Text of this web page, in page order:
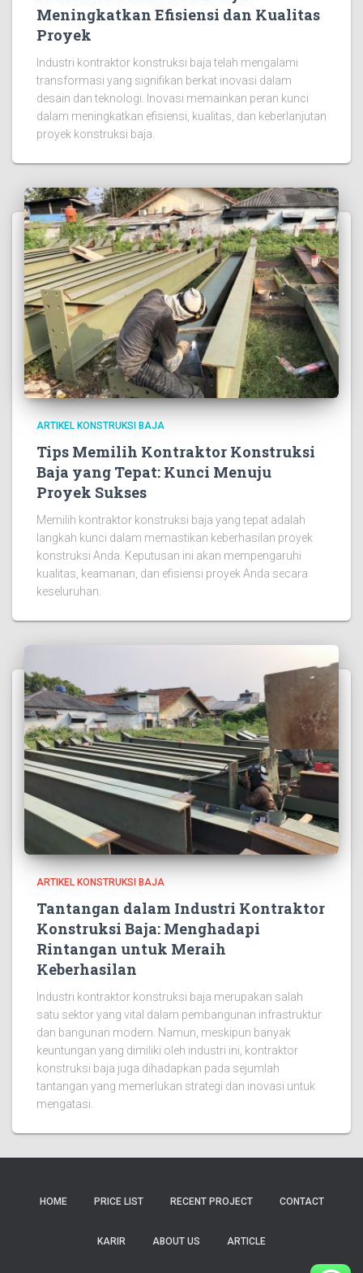
Meningkatkan Efisiensi dan Kualitas
Proyek
Industri kontraktor konstruksi baja telah mengalami
transformasi yang signifikan berkat inovasi dalam
desain dan teknologi. Inovasi memainkan peran kunci
dalam meningkatkan efisiensi, kualitas, dan keberlanjutan
proyek konstruksi baja.
ARTIKEL KONSTRUKSI BAJA
Tips Memilih Kontraktor Konstruksi
Baja yang Tepat: Kunci Menuju
Proyek Sukses
Memilih kontraktor konstruksi baja yang tepat adalah
langkah kunci dalam memastikan keberhasilan proyek
konstruksi Anda. Keputusan ini akan mempengaruhi
kualitas, keamanan, dan efisiensi proyek Anda secara
keseluruhan.
ARTIKEL KONSTRUKSI BAJA
Tantangan dalam Industri Kontraktor
Konstruksi Baja: Menghadapi
Rintangan untuk Meraih
Keberhasilan
Industri kontraktor konstruksi baja merupakan salah
satu sektor yang vital dalam pembangunan infrastruktur
dan bangunan modern. Namun, meskipun banyak
keuntungan yang dimiliki oleh industri ini, kontraktor
konstruksi baja juga dihadapkan pada sejumlah
tantangan yang memerlukan strategi dan inovasi untuk
mengatasi.
HOME PRICE LIST RECENT PROJECT CONTACT
KARIR ABOUT US ARTICLE